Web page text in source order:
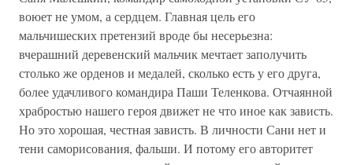
воюет не умом, а сердцем. Главная цель его
мальчишеских претензий вроде бы несерьезна:
вчерашний деревенский мальчик мечтает заполучить
столько же орденов и медалей, сколько есть у его друга,
более удачливого командира Паши Теленкова. Отчаянной
храбростью нашего героя движет не что иное как зависть.
Но это хорошая, честная зависть. В личности Сани нет и
тени саморисования, фальши. И потому его авторитет